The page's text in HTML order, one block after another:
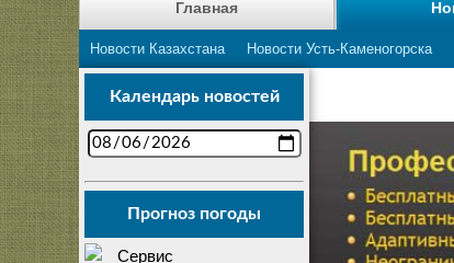
Главная
Новости Казахстана Новости Усть-Каменогорска
Календарь новостей
Прогноз погоды